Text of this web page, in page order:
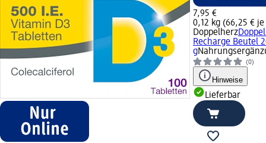
7,95 €
0,12 kg (66,25 € je
Doppelherz
Recharge Beutel
g
(0)
Hinweise
Lieferbar